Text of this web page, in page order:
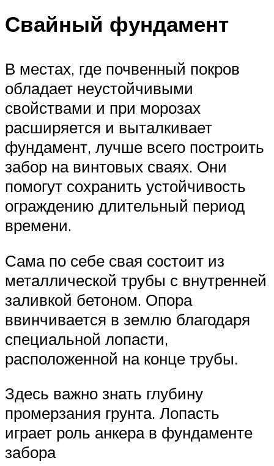
Свайный фундамент
В местах, где почвенный покров
обладает неустойчивыми
свойствами и при морозах
расширяется и выталкивает
фундамент, лучше всего построить
забор на винтовых сваях. Они
помогут сохранить устойчивость
ограждению длительный период
времени.
Сама по себе свая состоит из
металлической трубы с внутренней
заливкой бетоном. Опора
ввинчивается в землю благодаря
специальной лопасти,
расположенной на конце трубы.
Здесь важно знать глубину
промерзания грунта. Лопасть
играет роль анкера в фундаменте
забора